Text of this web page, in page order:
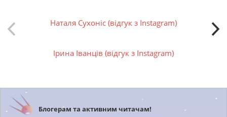
Наталя Сухоніс (відгук з Instagram)
Ірина Іванців (відгук з Instagram)
Блогерам та активним читачам!